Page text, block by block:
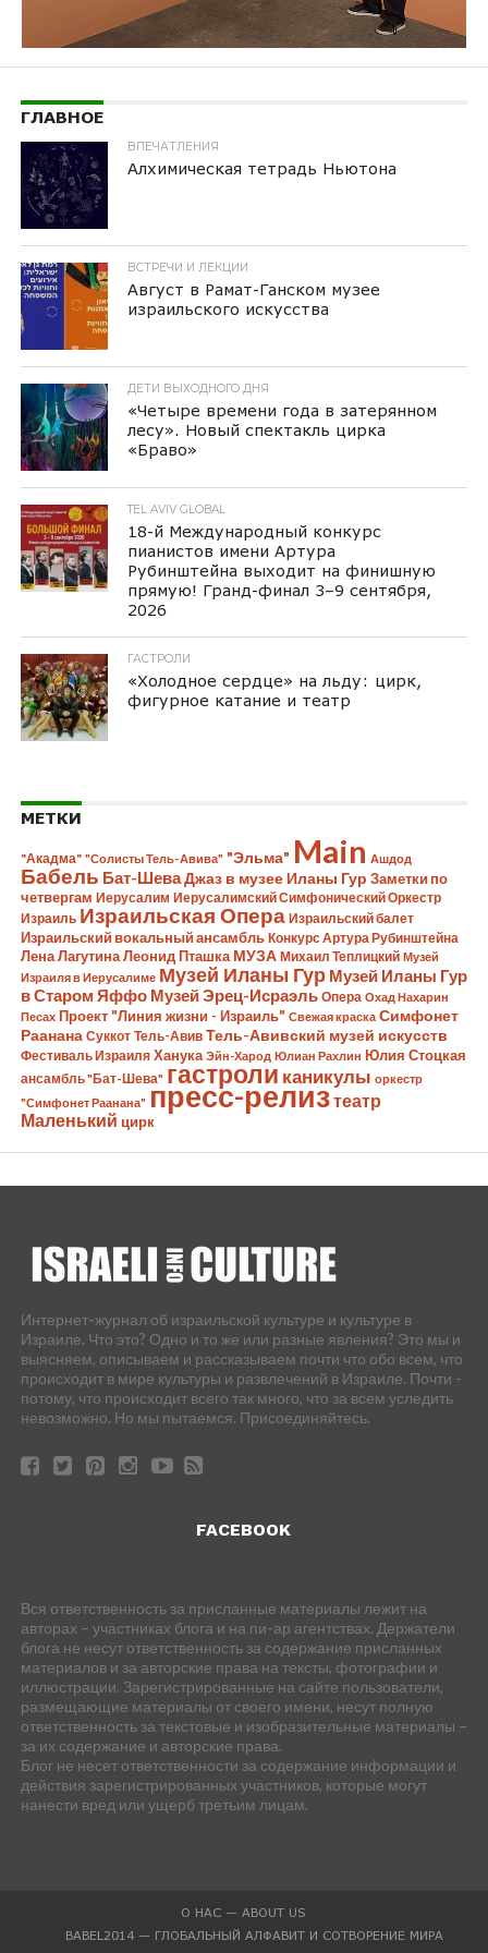
ГЛАВНОЕ
ВПЕЧАТЛЕНИЯ
Алхимическая тетрадь Ньютона
ВСТРЕЧИ И ЛЕКЦИИ
Август в Рамат-Ганском музее
израильского искусства
ДЕТИ ВЫХОДНОГО ДНЯ
«Четыре времени года в затерянном
лесу». Новый спектакль цирка
«Браво»
TEL AVIV GLOBAL
18-й Международный конкурс
пианистов имени Артура
Рубинштейна выходит на финишную
прямую! Гранд-финал 3–9 сентября,
2026
ГАСТРОЛИ
«Холодное сердце» на льду: цирк,
фигурное катание и театр
МЕТКИ
"Акадма" "Солисты Тель-Авива" "Эльма" Main Ашдод
Бабель Бат-ШеваДжаз в музее Иланы Гур Заметки по
четвергам Иерусалим Иерусалимский Симфонический Оркестр
Израиль Израильская Опера Израильский балет
Израильский вокальный ансамбль Конкурс Артура Рубинштейна
Лена Лагутина Леонид Пташка МУЗА Михаил Теплицкий Музей
Израиля в Иерусалиме Музей Иланы Гур Музей Иланы Гур
в Старом Яффо Музей Эрец-Исраэль Опера Охад Нахарин
Песах Проект "Линия жизни - Израиль" Свежая краска Симфонет
Раанана Суккот Тель-Авив Тель-Авивский музей искусств
Фестиваль Израиля Ханука Эйн-Харод Юлиан Рахлин Юлия Стоцкая
ансамбль "Бат-Шева" гастроли каникулы оркестр
"Симфонет Раанана" пресс-релизтеатр
Маленький цирк
Интернет-журнал об израильской культуре и культуре в
Израиле. Что это? Одно и то же или разные явления? Это мы и
выясняем, описываем и рассказываем почти что обо всем, что
происходит в мире культуры и развлечений в Израиле. Почти -
потому, что происходит всего так много, что за всем уследить
невозможно. Но мы пытаемся. Присоединяйтесь.
FACEBOOK
Вся ответственность за присланные материалы лежит на
авторах – участниках блога и на пи-ар агентствах. Держатели
блога не несут ответственность за содержание присланных
материалов и за авторские права на тексты, фотографии и
иллюстрации. Зарегистрированные на сайте пользователи,
размещающие материалы от своего имени, несут полную
ответственность за текстовые и изобразительные материалы –
за их содержание и авторские права.
Блог не несет ответственности за содержание информации и
действия зарегистрированных участников, которые могут
нанести вред или ущерб третьим лицам.
О НАС — ABOUT US
BABEL2014 — ГЛОБАЛЬНЫЙ АЛФАВИТ И СОТВОРЕНИЕ МИРА